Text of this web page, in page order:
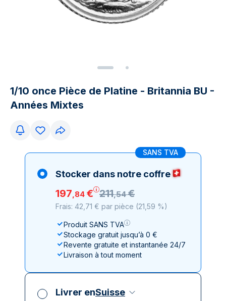
1/10 once Pièce de Platine - Britannia BU -
Années Mixtes
SANS TVA
Stocker dans notre coffre
197,84 € 211,54 €
Frais: 42,71 € par pièce (21,59 %)
Produit SANS TVA
Stockage gratuit jusqu’à 0 €
Revente gratuite et instantanée 24/7
Livraison à tout moment
Livrer enSuisse